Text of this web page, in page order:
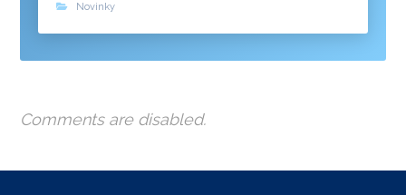
Novinky
Comments are disabled.